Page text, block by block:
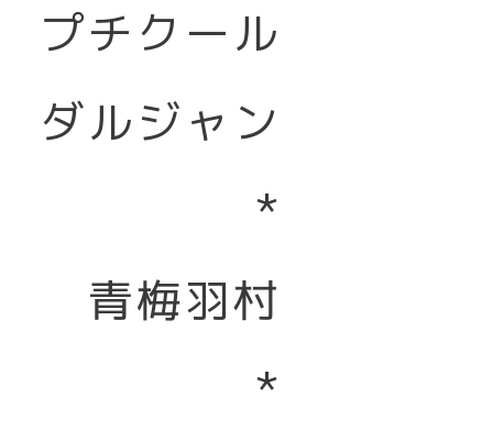
プチクール
ダルジャン
*
青梅羽村
*